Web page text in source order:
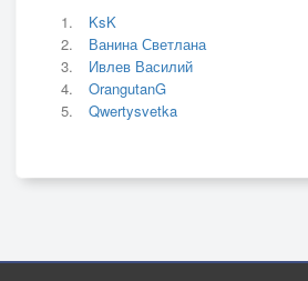
KsK
Ванина Светлана
Ивлев Василий
OrangutanG
Qwertysvetka